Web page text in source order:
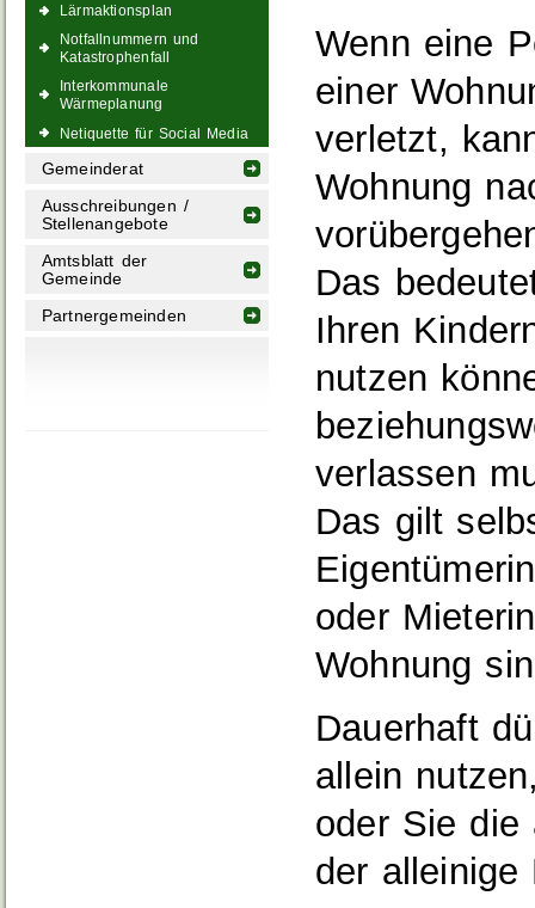
Lärmaktionsplan
Notfallnummern und
Katastrophenfall
Interkommunale
Wärmeplanung
Netiquette für Social Media
Gemeinderat
Ausschreibungen /
Stellenangebote
Amtsblatt der
Gemeinde
Partnergemeinden
Wenn eine
einer
verletzt,
Wohnung
Das
Ihren
nutzen
verlassen
Das gilt
oder
Wohnung
Dauerhaft
allein
oder Sie die
der alleinige